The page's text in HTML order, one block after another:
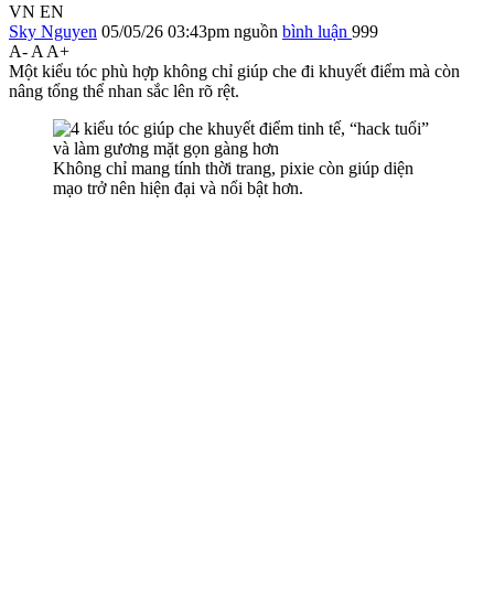
VN EN
Sky Nguyen 05/05/26 03:43pm nguồn bình luận 999
A- A A+
Một kiểu tóc phù hợp không chỉ giúp che đi khuyết điểm mà còn
nâng tổng thể nhan sắc lên rõ rệt.
Không chỉ mang tính thời trang, pixie còn giúp diện
mạo trở nên hiện đại và nổi bật hơn.